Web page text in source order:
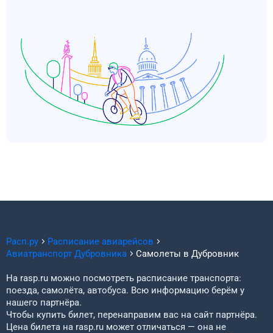
Расп.ру
Расписание авиарейсов
Авиатранспорт Дубровника Самолеты в Дубровник
На rasp.ru можно посмотреть расписание транспорта:
поезда, самолёта, автобуса. Всю информацию берём у
нашего партнёра.
Чтобы купить билет, перенаправим вас на сайт партнёра.
Цена билета на rasp.ru может отличаться — она не